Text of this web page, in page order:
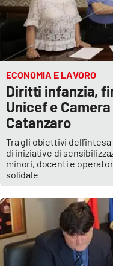
ECONOMIA E LAVORO
Diritti infanzia,
Unicef e
Catanzaro
Tra gli obiettivi
di iniziative di
minori, docenti e
solidale